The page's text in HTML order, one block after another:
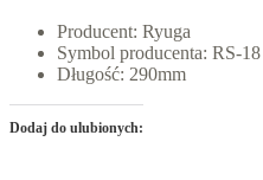
Producent: Ryuga
Symbol producenta: RS-18
Długość: 290mm
Dodaj do ulubionych: